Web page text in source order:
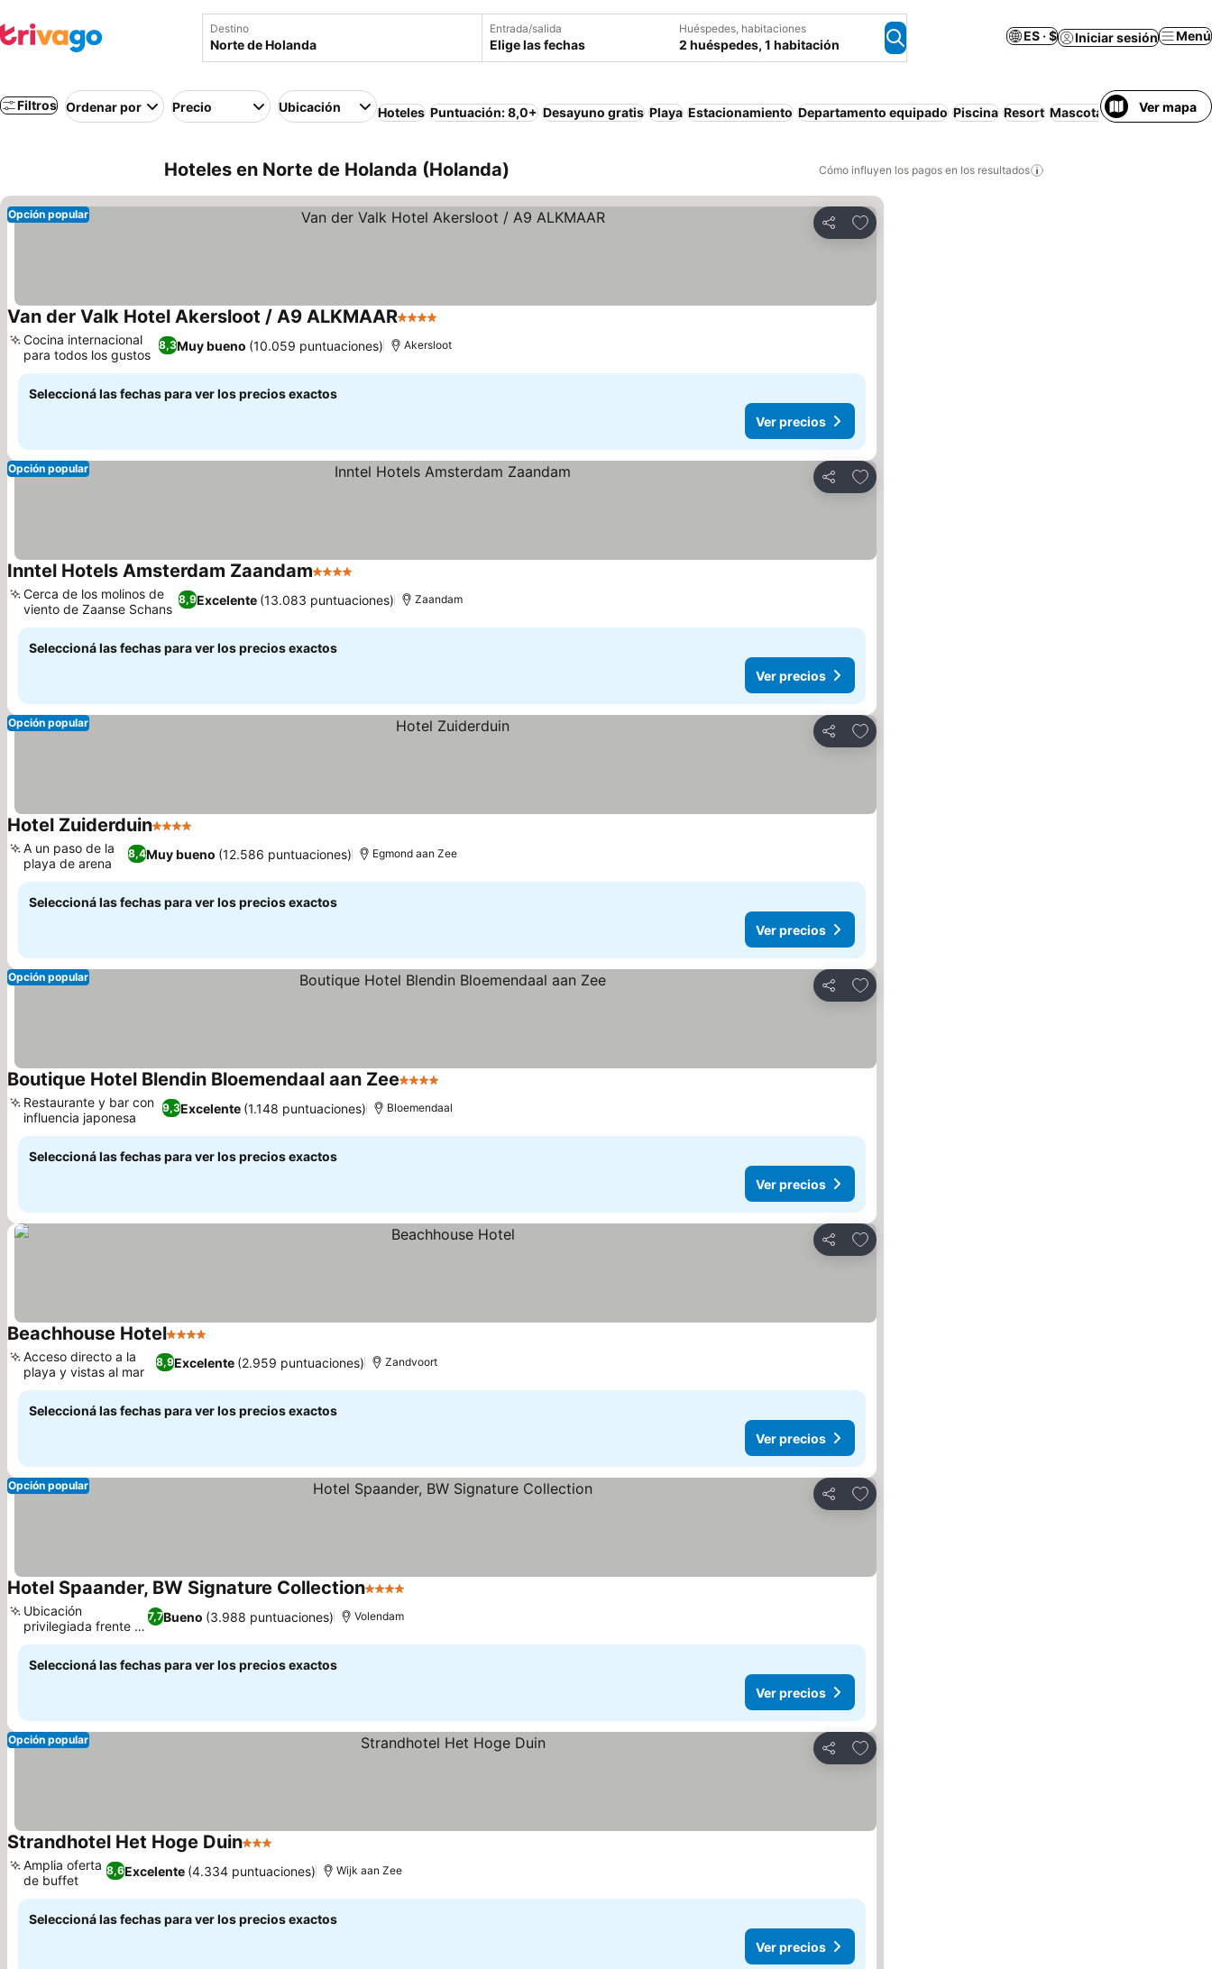
Destino Entrada/salida
Elige las fechas
Huéspedes, habitaciones
2 huéspedes, 1 habitación
ES · $ Iniciar sesión Menú
Filtros Ordenar por Precio Ubicación Hoteles Puntuación: 8,0+ Desayuno gratis Playa Estacionamiento Departamento equipado Piscina Resort Mascotas permitidas
Ver mapa
Hoteles en Norte de Holanda (Holanda) Cómo influyen los pagos en los resultados
Compartir
Añadir a favoritos
Opción popular
Van der Valk Hotel Akersloot / A9 ALKMAAR4 Estrellas
8,3Muy bueno (10.059 puntuaciones)
Cocina internacional
para todos los gustos
Akersloot
Seleccioná las fechas para ver los precios exactos
Ver precios
Compartir
Añadir a favoritos
Opción popular
Inntel Hotels Amsterdam Zaandam4 Estrellas
8,9Excelente (13.083 puntuaciones)
Cerca de los molinos de
viento de Zaanse Schans
Zaandam
Seleccioná las fechas para ver los precios exactos
Ver precios
Compartir
Añadir a favoritos
Opción popular
Hotel Zuiderduin4 Estrellas
8,4Muy bueno (12.586 puntuaciones)
A un paso de la
playa de arena
Egmond aan Zee
Seleccioná las fechas para ver los precios exactos
Ver precios
Compartir
Añadir a favoritos
Opción popular
Boutique Hotel Blendin Bloemendaal aan Zee4 Estrellas
9,3Excelente (1.148 puntuaciones)
Restaurante y bar con
influencia japonesa
Bloemendaal
Seleccioná las fechas para ver los precios exactos
Ver precios
Compartir
Añadir a favoritos
Beachhouse Hotel4 Estrellas
8,9Excelente (2.959 puntuaciones)
Acceso directo a la
playa y vistas al mar
Zandvoort
Seleccioná las fechas para ver los precios exactos
Ver precios
Compartir
Añadir a favoritos
Opción popular
Hotel Spaander, BW Signature Collection4 Estrellas
7,7Bueno (3.988 puntuaciones)
Ubicación
privilegiada frente al
mar
Volendam
Seleccioná las fechas para ver los precios exactos
Ver precios
Compartir
Añadir a favoritos
Opción popular
Strandhotel Het Hoge Duin3 Estrellas
8,6Excelente (4.334 puntuaciones)
Amplia oferta
de buffet
Wijk aan Zee
Seleccioná las fechas para ver los precios exactos
Ver precios